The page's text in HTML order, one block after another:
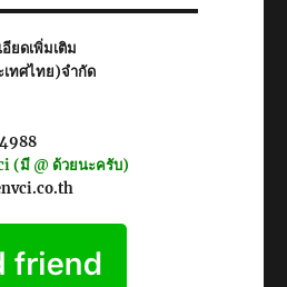
ยดเพิ่มเติม
ทศไทย)จำกัด
(มี @ ด้วยนะครับ)